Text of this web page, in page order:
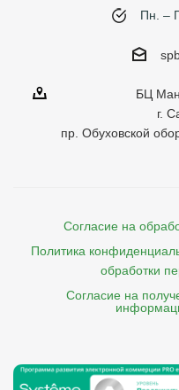
Пн. –
БЦ
г.
пр. Обуховской
Согласие на
Политика
обработки
Согласие на